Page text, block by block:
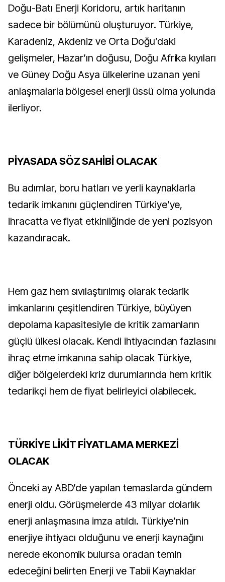
Doğu-Batı Enerji Koridoru, artık haritanın
sadece bir bölümünü oluşturuyor. Türkiye,
Karadeniz, Akdeniz ve Orta Doğu’daki
gelişmeler, Hazar’ın doğusu, Doğu Afrika kıyıları
ve Güney Doğu Asya ülkelerine uzanan yeni
anlaşmalarla bölgesel enerji üssü olma yolunda
ilerliyor.
PİYASADA SÖZ SAHİBİ OLACAK
Bu adımlar, boru hatları ve yerli kaynaklarla
tedarik imkanını güçlendiren Türkiye’ye,
ihracatta ve fiyat etkinliğinde de yeni pozisyon
kazandıracak.
Hem gaz hem sıvılaştırılmış olarak tedarik
imkanlarını çeşitlendiren Türkiye, büyüyen
depolama kapasitesiyle de kritik zamanların
güçlü ülkesi olacak. Kendi ihtiyacından fazlasını
ihraç etme imkanına sahip olacak Türkiye,
diğer bölgelerdeki kriz durumlarında hem kritik
tedarikçi hem de fiyat belirleyici olabilecek.
TÜRKİYE LİKİT FİYATLAMA MERKEZİ
OLACAK
Önceki ay ABD’de yapılan temaslarda gündem
enerji oldu. Görüşmelerde 43 milyar dolarlık
enerji anlaşmasına imza atıldı. Türkiye’nin
enerjiye ihtiyacı olduğunu ve enerji kaynağını
nerede ekonomik bulursa oradan temin
edeceğini belirten Enerji ve Tabii Kaynaklar